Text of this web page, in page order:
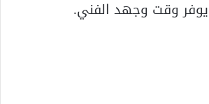
يوفر وقت وجهد الفني.